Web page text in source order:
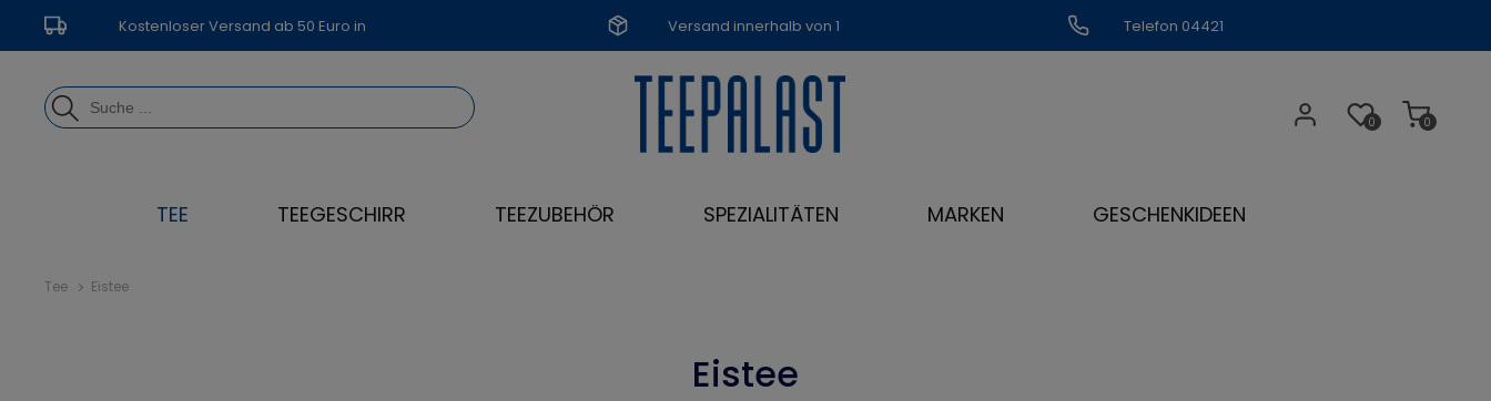
Kostenloser Versand ab 50 Euro in Versand innerhalb von 1
Werktag
Telefon 04421
0
0
TEE TEEGESCHIRR TEEZUBEHÖR SPEZIALITÄTEN MARKEN GESCHENKIDEEN
Tee Eistee
Eistee